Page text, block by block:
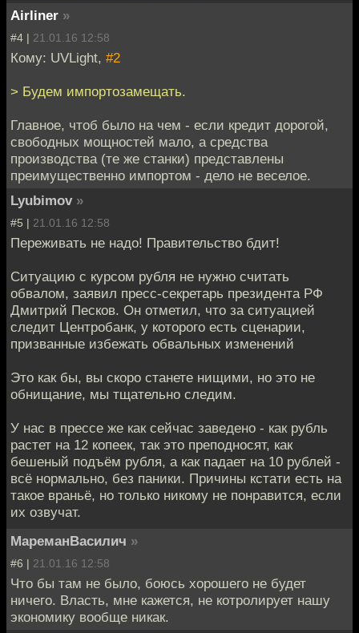
Airliner »
#4 | 21.01.16 12:58
Кому: UVLight, #2
> Будем импортозамещать.
Главное, чтоб было на чем - если кредит дорогой,
свободных мощностей мало, а средства
производства (те же станки) представлены
преимущественно импортом - дело не веселое.
Lyubimov »
#5 | 21.01.16 12:58
Переживать не надо! Правительство бдит!
Ситуацию с курсом рубля не нужно считать
обвалом, заявил пресс-секретарь президента РФ
Дмитрий Песков. Он отметил, что за ситуацией
следит Центробанк, у которого есть сценарии,
призванные избежать обвальных изменений
Это как бы, вы скоро станете нищими, но это не
обнищание, мы тщательно следим.
У нас в прессе же как сейчас заведено - как рубль
растет на 12 копеек, так это преподносят, как
бешеный подъём рубля, а как падает на 10 рублей -
всё нормально, без паники. Причины кстати есть на
такое враньё, но только никому не понравится, если
их озвучат.
МареманВасилич »
#6 | 21.01.16 12:58
Что бы там не было, боюсь хорошего не будет
ничего. Власть, мне кажется, не котролирует нашу
экономику вообще никак.